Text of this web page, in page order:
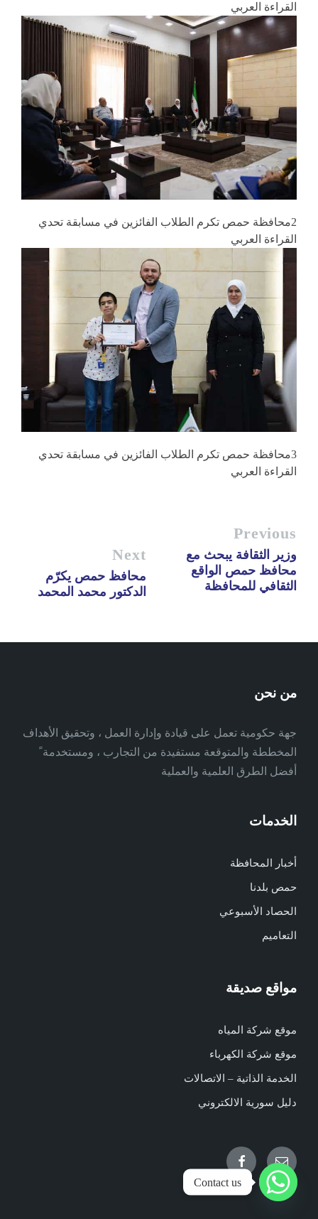
القراءة العربي
2محافظة حمص تكرم الطلاب الفائزين في مسابقة تحدي
القراءة العربي
3محافظة حمص تكرم الطلاب الفائزين في مسابقة تحدي
القراءة العربي
Previous
وزير الثقافة يبحث مع
محافظ حمص الواقع
الثقافي للمحافظة
Next
محافظ حمص يكرّم
الدكتور محمد المحمد
من نحن
جهة حكومية تعمل على قيادة وإدارة العمل ، وتحقيق الأهداف
المخططة والمتوقعة مستفيدة من التجارب ، ومستخدمة ً
أفضل الطرق العلمية والعملية
الخدمات
أخبار المحافظة
حمص بلدنا
الحصاد الأسبوعي
التعاميم
مواقع صديقة
موقع شركة المياه
موقع شركة الكهرباء
الخدمة الذاتية – الاتصالات
دليل سورية الالكتروني
Email
Facebook
Contact us